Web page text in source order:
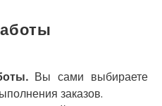
Вы сами выбираете
заказов.